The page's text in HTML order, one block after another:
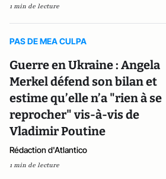
1 min de lecture
PAS DE MEA CULPA
Guerre en Ukraine : Angela
Merkel défend son bilan et
estime qu’elle n’a "rien à se
reprocher" vis-à-vis de
Vladimir Poutine
Rédaction d'Atlantico
1 min de lecture